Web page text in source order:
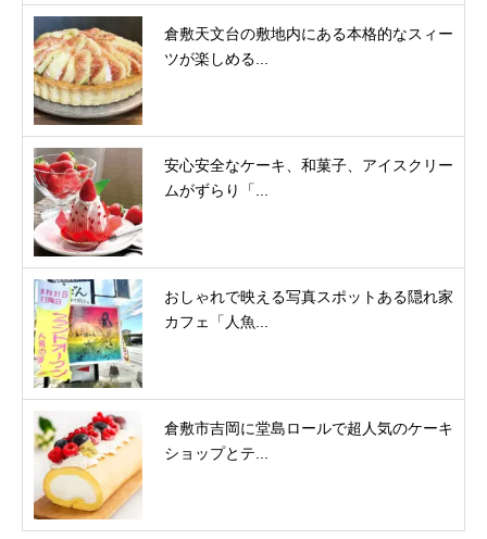
倉敷天文台の敷地内にある本格的なスィー
ツが楽しめる...
安心安全なケーキ、和菓子、アイスクリー
ムがずらり「...
おしゃれで映える写真スポットある隠れ家
カフェ「人魚...
倉敷市吉岡に堂島ロールで超人気のケーキ
ショップとテ...